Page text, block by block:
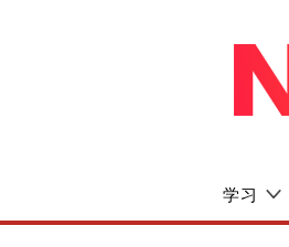
学习